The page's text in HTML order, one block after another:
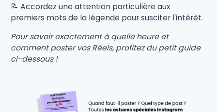
📝 Accordez une attention particulière aux
premiers mots de la légende pour susciter l'intérêt.
Pour savoir exactement à quelle heure et
comment poster vos Réels, profitez du petit guide
ci-dessous !